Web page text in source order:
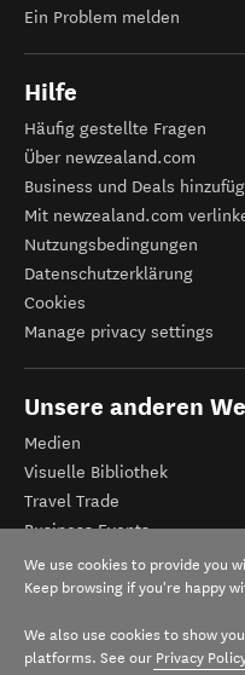
Ein Problem melden
Hilfe
Häufig gestellte Fragen
Über newzealand.com
Business und Deals
Mit newzealand.com
Nutzungsbedingungen
Datenschutzerklärung
Cookies
Manage privacy settings
Unsere anderen
Medien
Visuelle Bibliothek
Travel Trade
Business Events
Tourismus Neuseeland
Veranstalter-Registrierung
We use cookies to provide you
Keep browsing if you're happy
We also use cookies to show
platforms. See our Privacy